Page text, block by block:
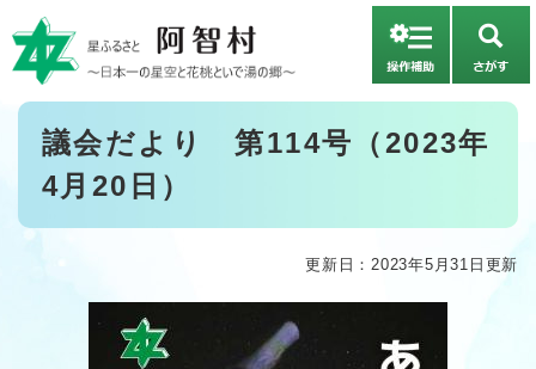
ー
ジ
が
す
本
議会だより 第114号（2023年
4月20日）
更新日：2023年5月31日更新